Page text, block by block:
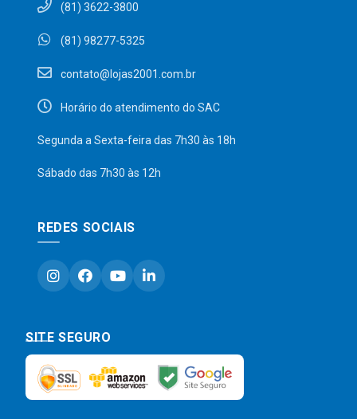
(81) 3622-3800
(81) 98277-5325
contato@lojas2001.com.br
Horário do atendimento do SAC
Segunda a Sexta-feira das 7h30 às 18h
Sábado das 7h30 às 12h
REDES SOCIAIS
SITE SEGURO